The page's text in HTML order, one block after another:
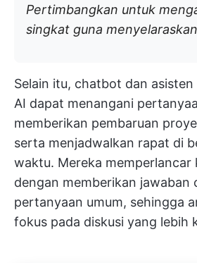
Pertimbangkan untuk
singkat guna
Selain itu, chatbot dan
AI dapat menangani
memberikan pembaruan
serta menjadwalkan rapat di
waktu. Mereka memperlancar
dengan memberikan jawaban
pertanyaan umum, sehingga
fokus pada diskusi yang lebih